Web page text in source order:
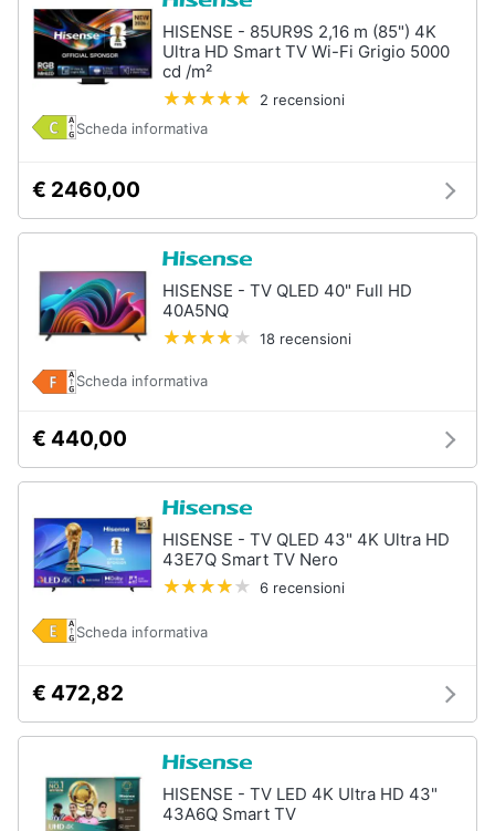
HISENSE - 85UR9S 2,16 m (85") 4K
Ultra HD Smart TV Wi-Fi Grigio 5000
cd /m²
2 recensioni
Scheda informativa
€ 2460,00
HISENSE - TV QLED 40" Full HD
40A5NQ
18 recensioni
Scheda informativa
€ 440,00
HISENSE - TV QLED 43" 4K Ultra HD
43E7Q Smart TV Nero
6 recensioni
Scheda informativa
€ 472,82
HISENSE - TV LED 4K Ultra HD 43"
43A6Q Smart TV